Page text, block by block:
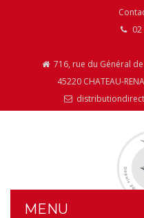
716, rue du Général
45220 CHATEAU-
MENU